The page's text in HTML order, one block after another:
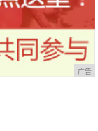
广告